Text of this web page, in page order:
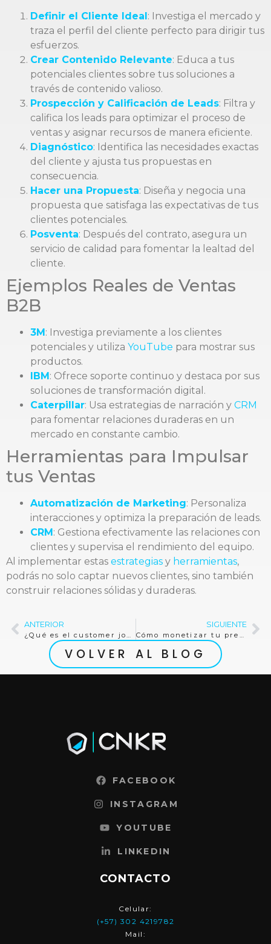
Definir el Cliente Ideal: Investiga el mercado y
traza el perfil del cliente perfecto para dirigir tus
esfuerzos.
Crear Contenido Relevante: Educa a tus
potenciales clientes sobre tus soluciones a
través de contenido valioso.
Prospección y Calificación de Leads: Filtra y
califica los leads para optimizar el proceso de
ventas y asignar recursos de manera eficiente.
Diagnóstico: Identifica las necesidades exactas
del cliente y ajusta tus propuestas en
consecuencia.
Hacer una Propuesta: Diseña y negocia una
propuesta que satisfaga las expectativas de tus
clientes potenciales.
Posventa: Después del contrato, asegura un
servicio de calidad para fomentar la lealtad del
cliente.
Ejemplos Reales de Ventas
B2B
3M: Investiga previamente a los clientes
potenciales y utiliza YouTube para mostrar sus
productos.
IBM: Ofrece soporte continuo y destaca por sus
soluciones de transformación digital.
Caterpillar: Usa estrategias de narración y CRM
para fomentar relaciones duraderas en un
mercado en constante cambio.
Herramientas para Impulsar
tus Ventas
Automatización de Marketing: Personaliza
interacciones y optimiza la preparación de leads.
CRM: Gestiona efectivamente las relaciones con
clientes y supervisa el rendimiento del equipo.
Al implementar estas estrategias y herramientas,
podrás no solo captar nuevos clientes, sino también
construir relaciones sólidas y duraderas.
ANTERIOR
¿Qué es el customer journey?
SIGUIENTE
Cómo monetizar tu presencia como nano influencer
VOLVER AL BLOG
FACEBOOK
INSTAGRAM
YOUTUBE
LINKEDIN
CONTACTO
Celular:
(+57) 302 4219782
Mail: